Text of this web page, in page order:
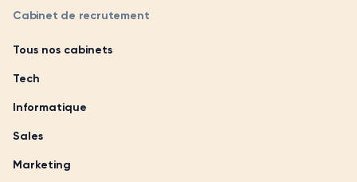
Cabinet de recrutement
Tous nos cabinets
Tech
Informatique
Sales
Marketing